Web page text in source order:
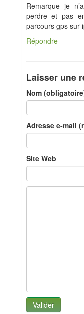
Remarque je
perdre et pas
parcours gps sur
Répondre
Laisser une
Nom
Adresse e-mail
Site Web